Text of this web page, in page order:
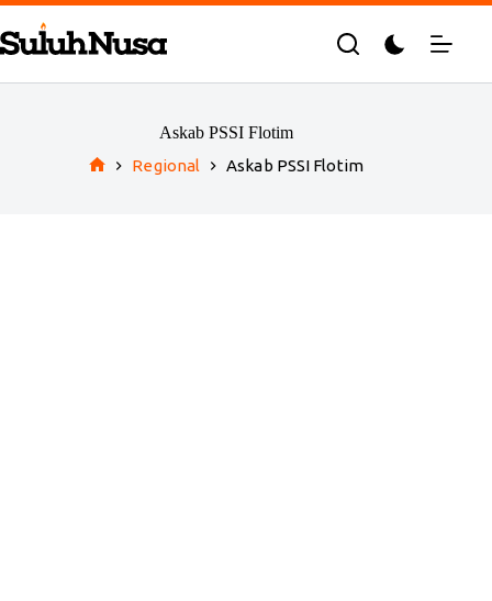
Skip
to
content
Askab PSSI Flotim
Regional Askab PSSI Flotim